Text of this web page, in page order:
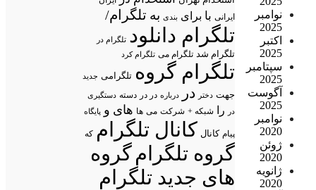
نوامبر
2025
اکتبر
2025
سپتامبر
2025
آگوست
2025
نوامبر
2020
ژوئن
2020
ژانویه
2020
ایرانی با برای بندی به تلگرام/
تلگرام دانلود تلگرام در
تلگرام شد تلگرام می تلگرام کرد
تلگرام گروه تلگرامی جدید
جهت دختر در درباره در در دسته دستگیری
در
را شبکه + شرکت می ها های و پایگاه
پیام کانال کانال تلگرام که
گروه تلگرامگروه
های جدید تلگرام